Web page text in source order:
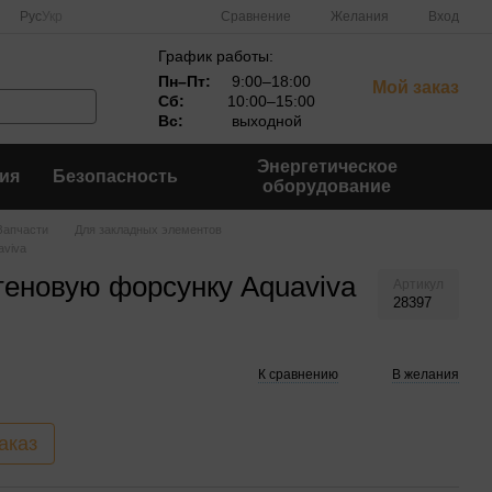
Рус Сравнение Желания Вход
График работы:
Пн–Пт:
9:00–18:00
Сб:
10:00–15:00
Вс:
выходной
Мой заказ
Безопасность
Энергетическое
оборудование
Запчасти
Для закладных элементов
форсунку Aquaviva 28397
К сравнению В желания